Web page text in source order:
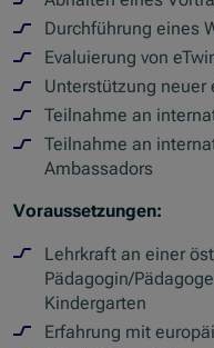
Durchführung eines
Evaluierung von
Unterstützung neuer
Teilnahme an
Teilnahme an
Ambassadors
Voraussetzungen:
Lehrkraft an einer
Pädagogin/
Kindergarten
Erfahrung mit